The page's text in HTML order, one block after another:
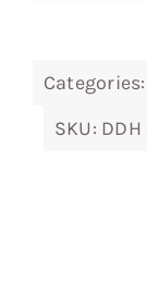
Categories:
SKU: DDH